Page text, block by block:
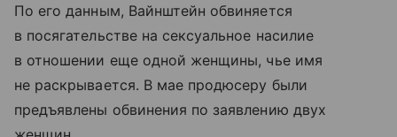
По его данным, Вайнштейн обвиняется
в посягательстве на сексуальное насилие
в отношении еще одной женщины, чье имя
не раскрывается. В мае продюсеру были
предъявлены обвинения по заявлению двух